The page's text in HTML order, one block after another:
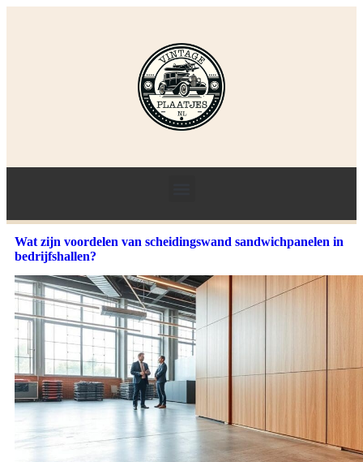
Wat zijn voordelen van scheidingswand sandwichpanelen in
bedrijfshallen?